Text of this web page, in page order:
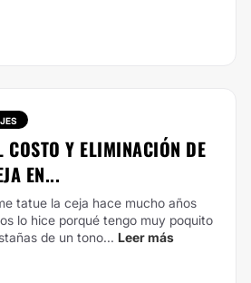
COSTO Y ELIMINACIÓN DE
EN...
tatue la ceja hace mucho años
lo hice porqué tengo muy poquito
de un tono... Leer más